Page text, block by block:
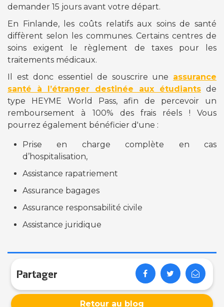
demander 15 jours avant votre départ.
En Finlande, les coûts relatifs aux soins de santé
diffèrent selon les communes. Certains centres de
soins exigent le règlement de taxes pour les
traitements médicaux.
Il est donc essentiel de souscrire une assurance
santé à l’étranger destinée aux étudiants de
type HEYME World Pass, afin de percevoir un
remboursement à 100% des frais réels ! Vous
pourrez également bénéficier d'une :
Prise en charge complète en cas
d’hospitalisation,
Assistance rapatriement
Assurance bagages
Assurance responsabilité civile
Assistance juridique
Partager
Retour au blog